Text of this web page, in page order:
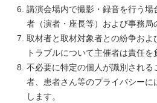
講演会場内で撮影・録音を行う場
者（演者・座長等）および事務局
取材者と取材対象者との紛争お
トラブルについて主催者は責任を
不必要に特定の個人が識別される
者、患者さん等のプライバシーに
します。